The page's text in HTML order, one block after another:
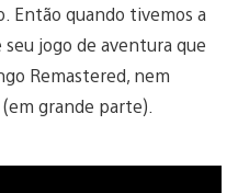
Então quando tivemos a
jogo de aventura que
Remastered, nem
grande parte).